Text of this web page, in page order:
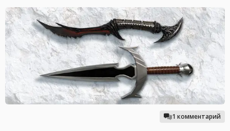
1 комментарий